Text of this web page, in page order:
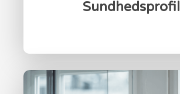
Sundhedsprofil